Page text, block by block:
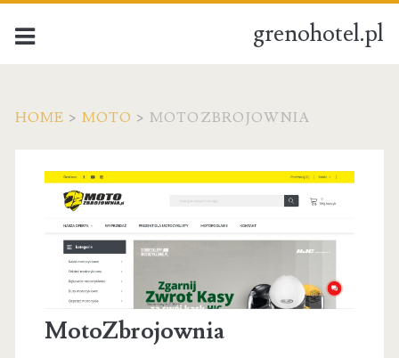
grenohotel.pl
HOME > MOTO > MOTOZBROJOWNIA
MotoZbrojownia